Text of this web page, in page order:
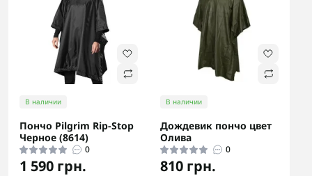
В наличии
Пончо Pilgrim Rip-Stop
Черное (8614)
0
1 590 грн.
В наличии
Дождевик пончо цвет
Олива
0
810 грн.